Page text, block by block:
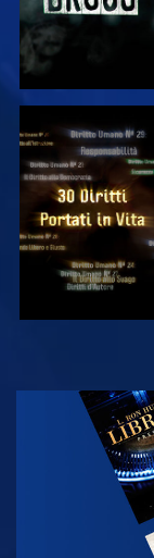
GUARDA
GUARDA